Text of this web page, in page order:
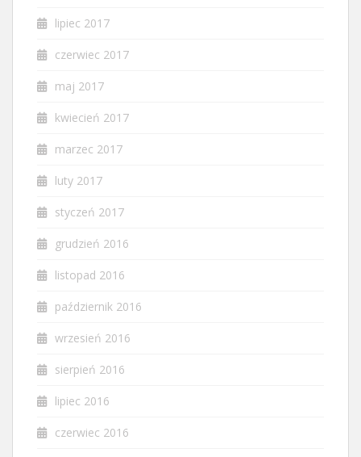
lipiec 2017
czerwiec 2017
maj 2017
kwiecień 2017
marzec 2017
luty 2017
styczeń 2017
grudzień 2016
listopad 2016
październik 2016
wrzesień 2016
sierpień 2016
lipiec 2016
czerwiec 2016